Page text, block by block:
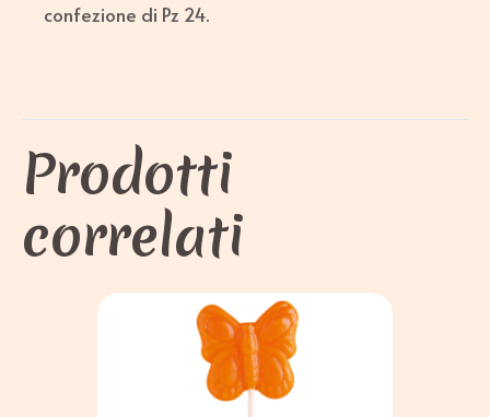
confezione di Pz 24.
Prodotti
correlati